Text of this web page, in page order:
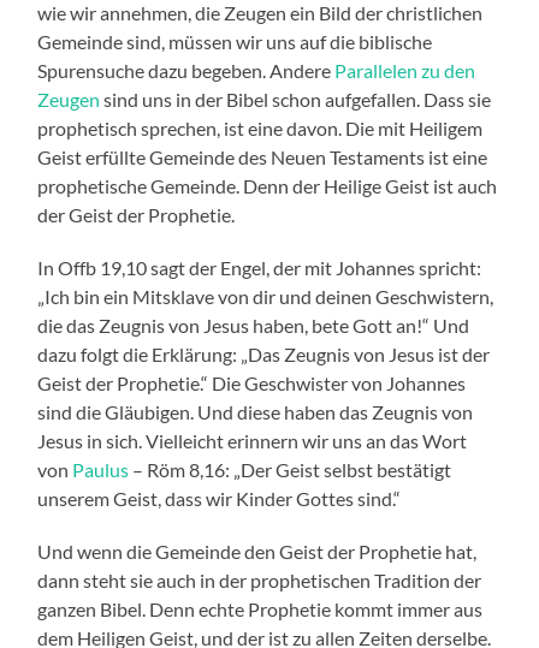
wie wir annehmen, die Zeugen ein Bild der christlichen
Gemeinde sind, müssen wir uns auf die biblische
Spurensuche dazu begeben. Andere Parallelen zu den
Zeugen sind uns in der Bibel schon aufgefallen. Dass sie
prophetisch sprechen, ist eine davon. Die mit Heiligem
Geist erfüllte Gemeinde des Neuen Testaments ist eine
prophetische Gemeinde. Denn der Heilige Geist ist auch
der Geist der Prophetie.
In Offb 19,10 sagt der Engel, der mit Johannes spricht:
„Ich bin ein Mitsklave von dir und deinen Geschwistern,
die das Zeugnis von Jesus haben, bete Gott an!“ Und
dazu folgt die Erklärung: „Das Zeugnis von Jesus ist der
Geist der Prophetie.“ Die Geschwister von Johannes
sind die Gläubigen. Und diese haben das Zeugnis von
Jesus in sich. Vielleicht erinnern wir uns an das Wort
von Paulus – Röm 8,16: „Der Geist selbst bestätigt
unserem Geist, dass wir Kinder Gottes sind.“
Und wenn die Gemeinde den Geist der Prophetie hat,
dann steht sie auch in der prophetischen Tradition der
ganzen Bibel. Denn echte Prophetie kommt immer aus
dem Heiligen Geist, und der ist zu allen Zeiten derselbe.